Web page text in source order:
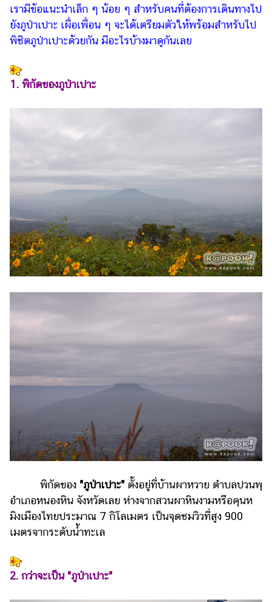
ท่อง
เที่ยว
อาหาร
ง่ายๆ
ช้อป
ปิ้ง
บ้าน
ตกแต่ง
มือ
ถือ
ราคา
ทอง
ราคา
น้ำมัน
ไร
ตี้
และ
เลี้ยง
Infographic
บริการ
กระปุก
เรามีข้อแนะนำเล็ก ๆ น้อย ๆ สำหรับคนที่ต้องการเดินทางไป
ยังภูป่าเปาะ เผื่อเพื่อน ๆ จะได้เตรียมตัวให้พร้อมสำหรับไป
พิชิตภูป่าเปาะด้วยกัน มีอะไรบ้างมาดูกันเลย
1. พิกัดของภูป่าเปาะ
พิกัดของ "ภูป่าเปาะ" ตั้งอยู่ที่บ้านผาหวาย ตำบลปวนพุ
อำเภอหนองหิน จังหวัดเลย ห่างจากสวนผาหินงามหรือคุนห
มิงเมืองไทยประมาณ 7 กิโลเมตร เป็นจุดชมวิวที่สูง 900
เมตรจากระดับน้ำทะเล
2. กว่าจะเป็น "ภูป่าเปาะ"